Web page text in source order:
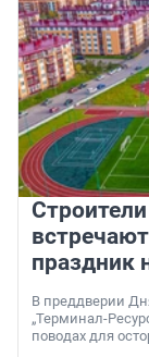
праздник
В преддверии
„Терминал-
поводах для